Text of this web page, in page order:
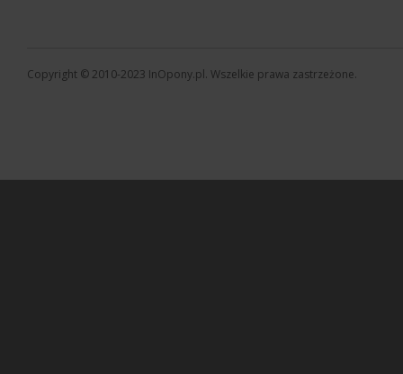
Copyright © 2010-2023 InOpony.pl. Wszelkie prawa zastrzeżone.